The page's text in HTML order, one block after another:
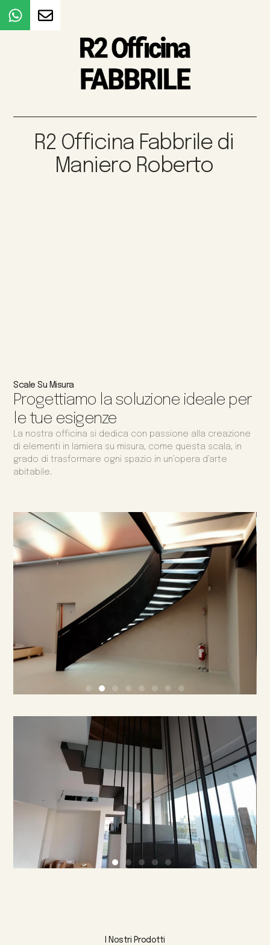
R2 Officina Fabbrile di
Maniero Roberto
Scale Su Misura
Progettiamo la soluzione ideale per
le tue esigenze
La nostra officina si dedica con passione alla creazione
di elementi in lamiera su misura, come questa scala, in
grado di trasformare ogni spazio in un’opera d’arte
abitabile.
I Nostri Prodotti